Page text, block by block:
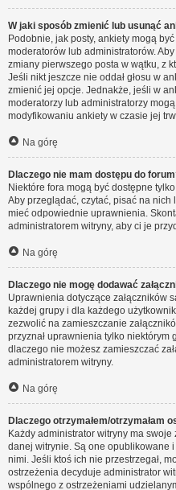
W jaki sposób zmienić lub usunąć
Podobnie, jak posty, ankiety mogą
moderatorów lub administratorów.
zmiany pierwszego posta w wątku, z
Jeśli nikt jeszcze nie oddał głosu w
zmienić jej opcje. Jednakże, jeśli w
moderatorzy lub administratorzy
modyfikowaniu ankiety w czasie jej
Na górę
Dlaczego nie mam dostępu do
Niektóre fora mogą być dostępne
Aby przeglądać, czytać, pisać na
mieć odpowiednie uprawnienia.
administratorem witryny, aby ci je
Na górę
Dlaczego nie mogę dodawać
Uprawnienia dotyczące załączników
każdej grupy i dla każdego
zezwolić na zamieszczanie
przyznał uprawnienia tylko
dlaczego nie możesz zamieszczać
administratorem witryny.
Na górę
Dlaczego otrzymałem/otrzymałam
Każdy administrator witryny ma
danej witrynie. Są one opublikowane
nimi. Jeśli ktoś ich nie przestrzegał,
ostrzeżenia decyduje administrator
wspólnego z ostrzeżeniami